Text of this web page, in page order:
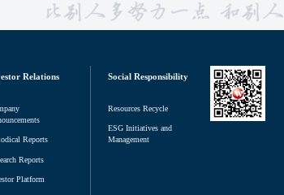
Relations
Reports
Reports
Platform
Social Responsibility
Resources Recycle
ESG Initiatives and
Management